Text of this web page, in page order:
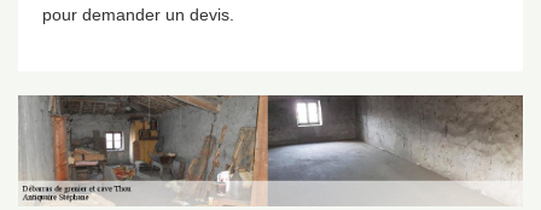
pour demander un devis.